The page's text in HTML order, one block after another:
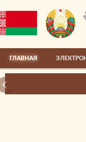
ГЛАВНАЯ
РЕСУРС «ЦИФРОВАЯ